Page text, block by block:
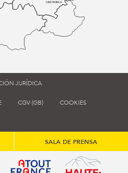
GRENOBLE
JURÍDICA
CGV (GB) COOKIES
SALA DE PRENSA
dans une nouvelle fenêtre)
de tourisme de France (s'ouvre
Atout France (s'ouvre dans